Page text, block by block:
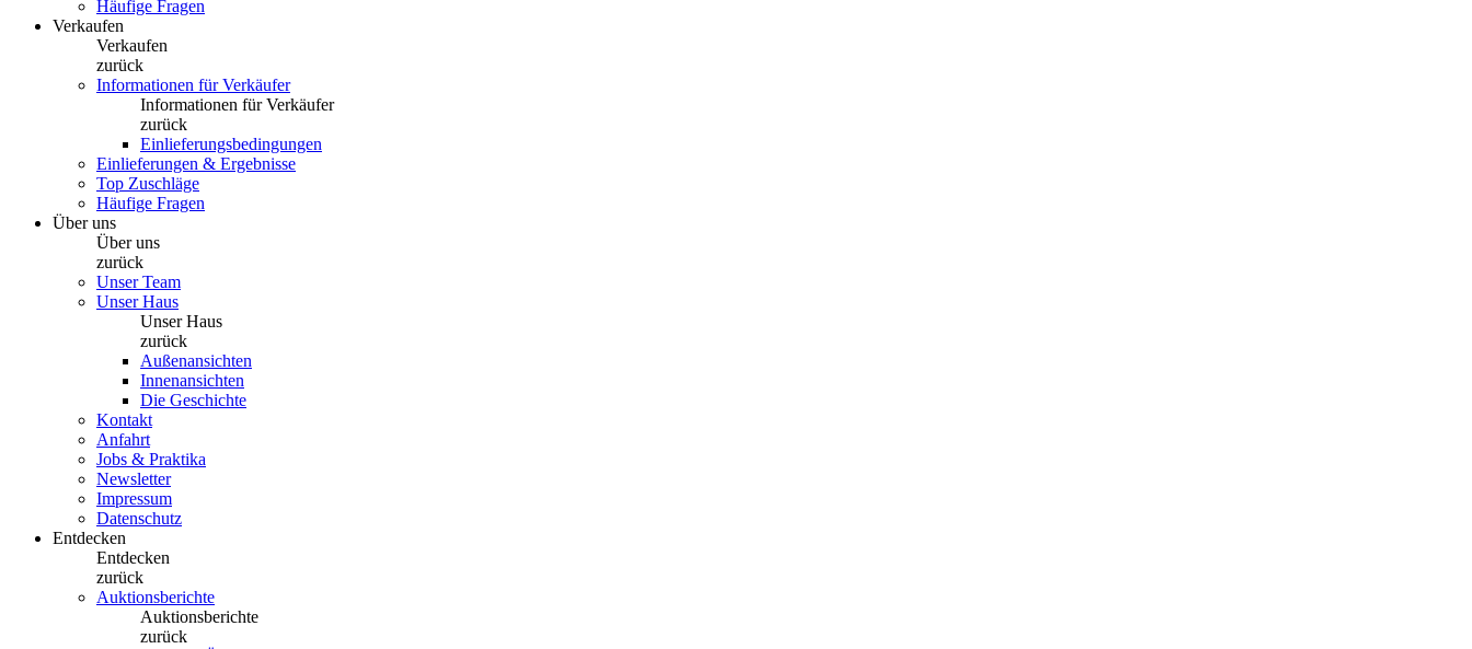
Häufige Fragen
Verkaufen
Verkaufen
zurück
Informationen für Verkäufer
Informationen für Verkäufer
zurück
Einlieferungsbedingungen
Einlieferungen & Ergebnisse
Top Zuschläge
Häufige Fragen
Über uns
Über uns
zurück
Unser Team
Unser Haus
Unser Haus
zurück
Außenansichten
Innenansichten
Die Geschichte
Kontakt
Anfahrt
Jobs & Praktika
Newsletter
Impressum
Datenschutz
Entdecken
Entdecken
zurück
Auktionsberichte
Auktionsberichte
zurück